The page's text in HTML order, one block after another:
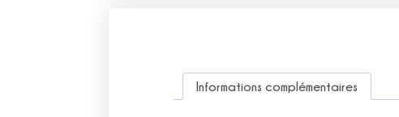
Informations complémentaires